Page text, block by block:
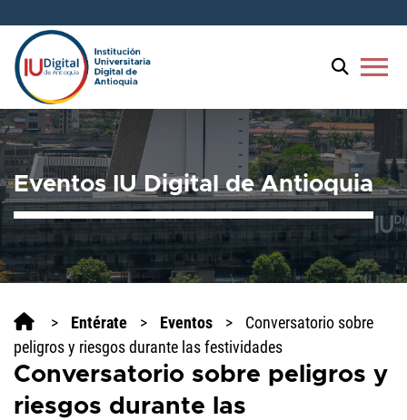
menu
Eventos IU Digital de Antioquia
> Entérate > Eventos >
Conversatorio sobre
peligros y riesgos durante las festividades
Conversatorio sobre peligros y
riesgos durante las